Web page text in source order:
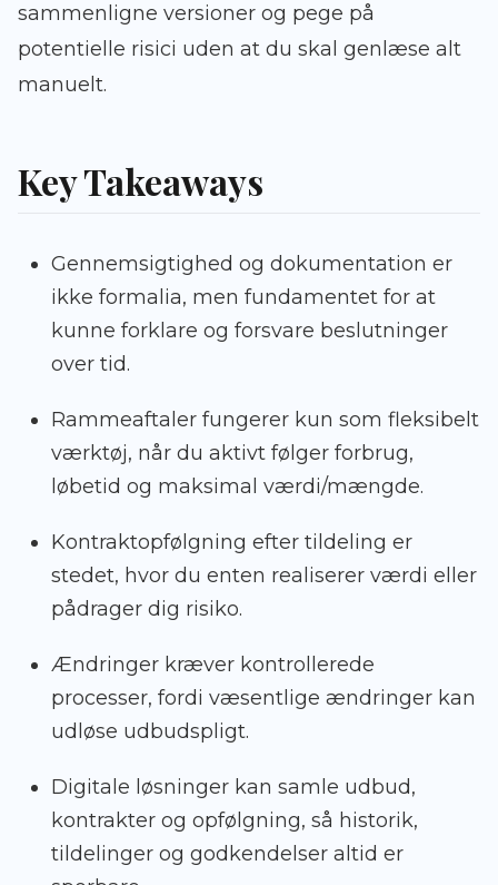
sammenligne versioner og pege på
potentielle risici uden at du skal genlæse alt
manuelt.
Key Takeaways
Gennemsigtighed og dokumentation er
ikke formalia, men fundamentet for at
kunne forklare og forsvare beslutninger
over tid.
Rammeaftaler fungerer kun som fleksibelt
værktøj, når du aktivt følger forbrug,
løbetid og maksimal værdi/mængde.
Kontraktopfølgning efter tildeling er
stedet, hvor du enten realiserer værdi eller
pådrager dig risiko.
Ændringer kræver kontrollerede
processer, fordi væsentlige ændringer kan
udløse udbudspligt.
Digitale løsninger kan samle udbud,
kontrakter og opfølgning, så historik,
tildelinger og godkendelser altid er